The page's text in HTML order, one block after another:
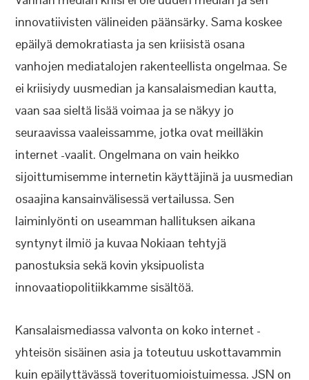
innovatiivisten välineiden päänsärky. Sama koskee
epäilyä demokratiasta ja sen kriisistä osana
vanhojen mediatalojen rakenteellista ongelmaa. Se
ei kriisiydy uusmedian ja kansalaismedian kautta,
vaan saa sieltä lisää voimaa ja se näkyy jo
seuraavissa vaaleissamme, jotka ovat meilläkin
internet -vaalit. Ongelmana on vain heikko
sijoittumisemme internetin käyttäjinä ja uusmedian
osaajina kansainvälisessä vertailussa. Sen
laiminlyönti on useamman hallituksen aikana
syntynyt ilmiö ja kuvaa Nokiaan tehtyjä
panostuksia sekä kovin yksipuolista
innovaatiopolitiikkamme sisältöä.
Kansalaismediassa valvonta on koko internet -
yhteisön sisäinen asia ja toteutuu uskottavammin
kuin epäilyttävässä toverituomioistuimessa. JSN on